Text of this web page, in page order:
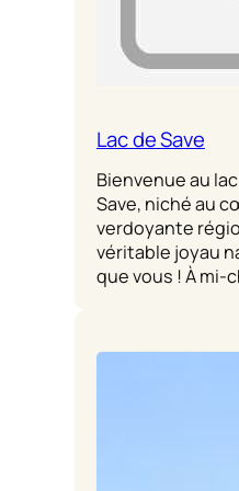
Lac de Save
Bienvenue au
Save, niché au
verdoyante
véritable joyau
que vous ! À mi-